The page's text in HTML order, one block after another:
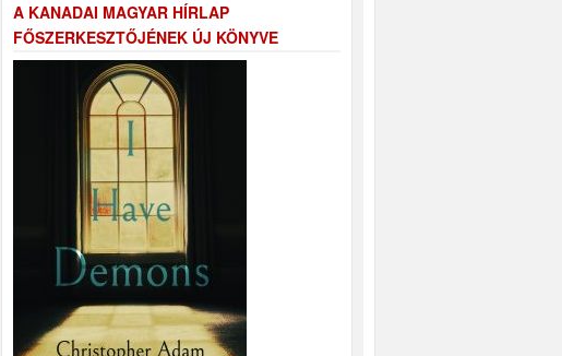
A KANADAI MAGYAR HÍRLAP
FŐSZERKESZTŐJÉNEK ÚJ KÖNYVE